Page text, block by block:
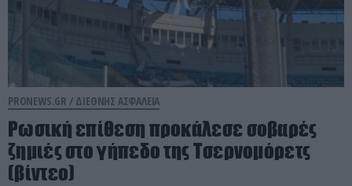
PRONEWS.GR / ΔΙΕΘΝΗΣ ΑΣΦΑΛΕΙΑ
Ρωσική επίθεση προκάλεσε σοβαρές
ζημιές στο γήπεδο της Τσερνομόρετς
(βίντεο)